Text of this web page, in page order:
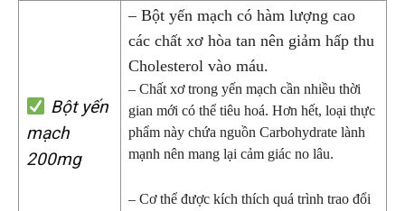
Bột yến
mạch
200mg
– Bột yến mạch có hàm lượng cao
các chất xơ hòa tan nên giảm hấp thu
Cholesterol vào máu.
– Chất xơ trong yến mạch cần nhiều thời
gian mới có thể tiêu hoá. Hơn hết, loại thực
phẩm này chứa nguồn Carbohydrate lành
mạnh nên mang lại cảm giác no lâu.
– Cơ thể được kích thích quá trình trao đổi